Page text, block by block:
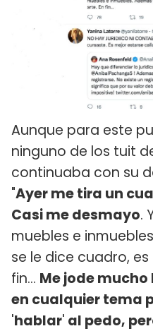
Aunque para este
ninguno de los tuit
continuaba con su
"Ayer me tira un
Casi me desmayo.
muebles e
se le dice cuadro,
fin… Me jode
en cualquier tema
'hablar' al pedo,